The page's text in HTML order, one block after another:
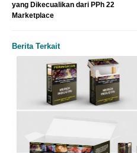
yang Dikecualikan dari PPh 22
Marketplace
Berita Terkait